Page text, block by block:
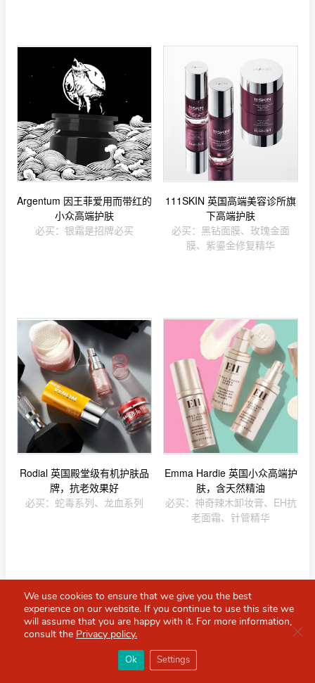
Argentum 因王菲爱用而带红的
小众高端护肤
必买：银霜是招牌必买
111SKIN 英国高端美容诊所旗
下高端护肤
必买：黑钻面膜、玫瑰金面
膜、紫鎏金修复精华
Rodial 英国殿堂级有机护肤品
牌，抗老效果好
必买：蛇毒系列、龙血系列
Emma Hardie 英国小众高端护
肤，含天然精油
必买：神奇辣木卸妆膏、EH抗
老面霜、针管精华
你必备的英国指南
We use cookies to ensure that we give you the best
experience on our website. If you continue to use this site we
will assume that you are happy with it. For more information,
consult the Privacy policy.
Ok Settings